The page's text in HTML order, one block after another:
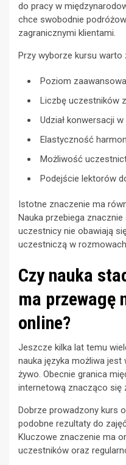
do pracy w
chce swobodnie
zagranicznymi klientami.
Przy wyborze kursu warto
Poziom
Liczbę uczestników
Udział konwersacji
Elastyczność
Możliwość
Podejście lektorów
Istotne znaczenie ma
Nauka przebiega
uczestnicy nie obawiają
uczestniczą w
Czy nauka
ma przewagę
online?
Jeszcze kilka lat temu
nauka języka możliwa jest
żywo. Obecnie granica
internetową znacząco się
Dobrze prowadzony kurs
podobne rezultaty do
Kluczowe znaczenie ma
uczestników oraz